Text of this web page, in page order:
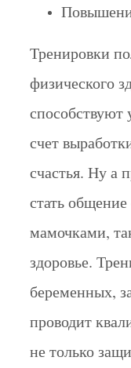
Тренировки
физического
способствуют
счет
счастья. Ну а
стать
мамочками,
здоровье.
беременных,
проводит
не только